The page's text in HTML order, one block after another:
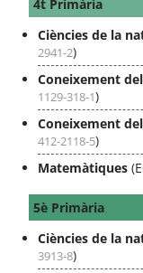
4t Primària
Ciències de la
2941-2)
Coneixement
1129-318-1)
Coneixement
412-2118-5)
Matemàtiques
5è Primària
Ciències de la
3913-8)